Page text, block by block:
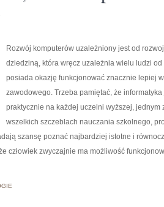
Rozwój komputerów uzależniony jest od
dziedziną, która wręcz uzależnia wielu ludzi
posiada okazję funkcjonować znacznie lepiej
zawodowego. Trzeba pamiętać, że
praktycznie na każdej uczelni wyższej, jednym
wszelkich szczeblach nauczania szkolnego,
szansę poznać najbardziej istotne i
człowiek zwyczajnie ma możliwość